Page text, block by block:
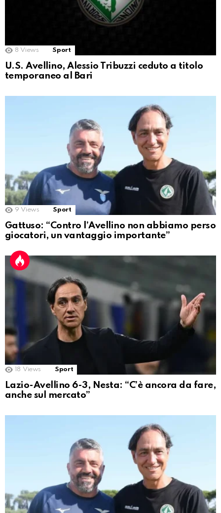
8 Views Sport
U.S. Avellino, Alessio Tribuzzi ceduto a titolo
temporaneo al Bari
9 Views Sport
Gattuso: “Contro l’Avellino non abbiamo perso
giocatori, un vantaggio importante”
18 Views Sport
Lazio-Avellino 6-3, Nesta: “C’è ancora da fare,
anche sul mercato”